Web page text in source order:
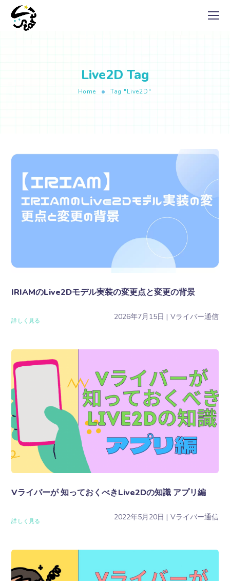
Live2D Tag
Home Tag "Live2D"
2026年7月15日 Vライバー通信
IRIAMのLive2Dモデル実装の変更点と変更の背景
詳しく見る
2022年5月20日 Vライバー通信
Vライバーが 知っておくべきLive2Dの知識 アプリ編
詳しく見る